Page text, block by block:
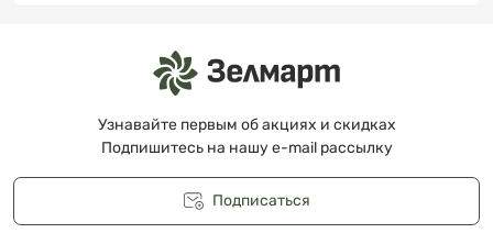
Узнавайте первым об акциях и скидках
Подпишитесь на нашу e-mail рассылку
Подписаться